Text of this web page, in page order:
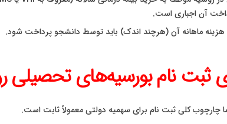
هزینه ماهانه آن (هرچند اندک) باید توسط دانشجو پرداخت شود.
ثبت نام بورسیه‌های تحصیلی
کلی ثبت نام برای سهمیه دولتی معمولاً ثابت است.